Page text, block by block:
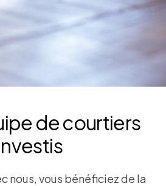
de courtiers
nous, vous bénéficiez de la